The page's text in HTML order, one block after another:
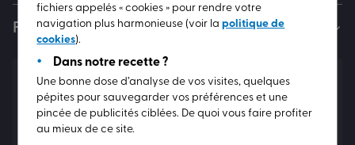
Faites le plein d’idées
Newsletter
Soyez informé en avant-première de toutes nos actualités !
fichiers appelés « cookies » pour rendre votre
navigation plus harmonieuse (voir lapolitique de
cookies).
Dans notre recette ?
Une bonne dose d’analyse de vos visites, quelques
pépites pour sauvegarder vos préférences et une
pincée de publicités ciblées. De quoi vous faire profiter
au mieux de ce site.